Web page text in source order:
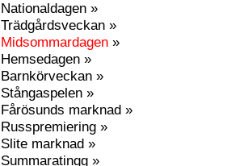
Nationaldagen »
Trädgårdsveckan »
Midsommardagen »
Hemsedagen »
Barnkörveckan »
Stångaspelen »
Fårösunds marknad »
Russpremiering »
Slite marknad »
Summaratingg »